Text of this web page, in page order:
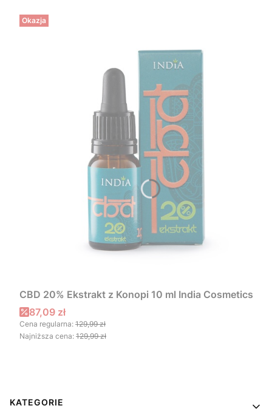
Okazja
CBD 20% Ekstrakt z Konopi 10 ml India Cosmetics
Cena promocyjna
87,09 zł
Cena regularna: 129,99 zł
Najniższa cena: 129,99 zł
Linki w stopce
KATEGORIE